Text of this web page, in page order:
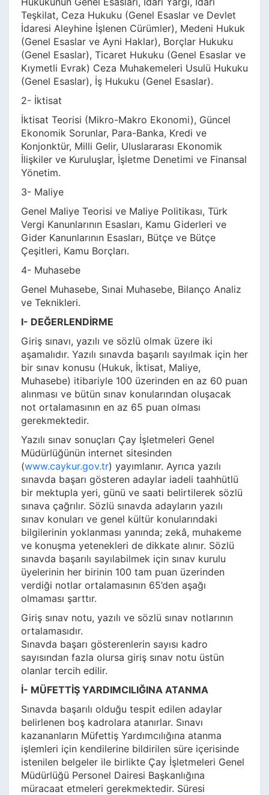
Teşkilat, Ceza Hukuku (Genel Esaslar ve Devlet
İdaresi Aleyhine İşlenen Cürümler), Medeni Hukuk
(Genel Esaslar ve Ayni Haklar), Borçlar Hukuku
(Genel Esaslar), Ticaret Hukuku (Genel Esaslar ve
Kıymetli Evrak) Ceza Muhakemeleri Usulü Hukuku
(Genel Esaslar), İş Hukuku (Genel Esaslar).
2- İktisat
İktisat Teorisi (Mikro-Makro Ekonomi), Güncel
Ekonomik Sorunlar, Para-Banka, Kredi ve
Konjonktür, Milli Gelir, Uluslararası Ekonomik
İlişkiler ve Kuruluşlar, İşletme Denetimi ve Finansal
Yönetim.
3- Maliye
Genel Maliye Teorisi ve Maliye Politikası, Türk
Vergi Kanunlarının Esasları, Kamu Giderleri ve
Gider Kanunlarının Esasları, Bütçe ve Bütçe
Çeşitleri, Kamu Borçları.
4- Muhasebe
Genel Muhasebe, Sınai Muhasebe, Bilanço Analiz
ve Teknikleri.
I- DEĞERLENDİRME
Giriş sınavı, yazılı ve sözlü olmak üzere iki
aşamalıdır. Yazılı sınavda başarılı sayılmak için her
bir sınav konusu (Hukuk, İktisat, Maliye,
Muhasebe) itibariyle 100 üzerinden en az 60 puan
alınması ve bütün sınav konularından oluşacak
not ortalamasının en az 65 puan olması
gerekmektedir.
Yazılı sınav sonuçları Çay İşletmeleri Genel
Müdürlüğünün internet sitesinden
(www.caykur.gov.tr) yayımlanır. Ayrıca yazılı
sınavda başarı gösteren adaylar iadeli taahhütlü
bir mektupla yeri, günü ve saati belirtilerek sözlü
sınava çağrılır. Sözlü sınavda adayların yazılı
sınav konuları ve genel kültür konularındaki
bilgilerinin yoklanması yanında; zekâ, muhakeme
ve konuşma yetenekleri de dikkate alınır. Sözlü
sınavda başarılı sayılabilmek için sınav kurulu
üyelerinin her birinin 100 tam puan üzerinden
verdiği notlar ortalamasının 65’den aşağı
olmaması şarttır.
Giriş sınav notu, yazılı ve sözlü sınav notlarının
ortalamasıdır.
Sınavda başarı gösterenlerin sayısı kadro
sayısından fazla olursa giriş sınav notu üstün
olanlar tercih edilir.
İ- MÜFETTİŞ YARDIMCILIĞINA ATANMA
Sınavda başarılı olduğu tespit edilen adaylar
belirlenen boş kadrolara atanırlar. Sınavı
kazananların Müfettiş Yardımcılığına atanma
işlemleri için kendilerine bildirilen süre içerisinde
istenilen belgeler ile birlikte Çay İşletmeleri Genel
Müdürlüğü Personel Dairesi Başkanlığına
müracaat etmeleri gerekmektedir. Süresi